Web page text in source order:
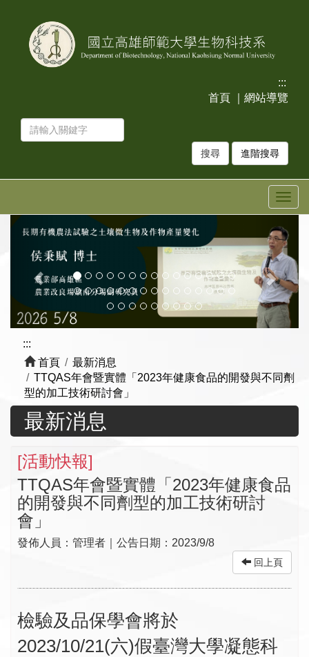
:::
首頁
網站導覽
進階搜尋
張
下
一
張
:::
首頁
最新消息
TTQAS年會暨實體「2023年健康食品的開發與不同劑
型的加工技術研討會」
最新消息
[活動快報]
TTQAS年會暨實體「2023年健康食品
的開發與不同劑型的加工技術研討
會」
發佈人員： 管理者 ｜公告日期： 2023/9/8
回上頁
檢驗及品保學會將於
2023/10/21(六)假臺灣大學凝態科